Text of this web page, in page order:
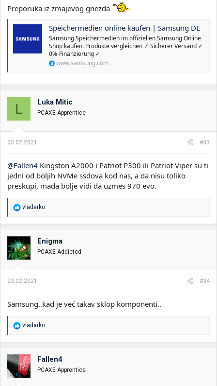
Preporuka iz zmajevog gnezda
Speichermedien online kaufen | Samsung DE
Samsung Speichermedien im offiziellen Samsung Online
Shop kaufen. Produkte vergleichen ✓ Sicherer Versand ✓
0%-Finanzierung ✓
www.samsung.com
L Luka Mitic
PCAXE Apprentice
23.02.2021. #33
@Fallen4 Kingston A2000 i Patriot P300 ili Patriot Viper su ti
jedni od boljih NVMe ssdova kod nas, a da nisu toliko
preskupi, mada bolje vidi da uzmes 970 evo.
R
a
o
v
a
n
:
vladarko
Enigma
PCAXE Addicted
23.02.2021. #34
Samsung..kad je već takav sklop komponenti..
R
a
o
v
a
n
vladarko
Fallen4
PCAXE Apprentice